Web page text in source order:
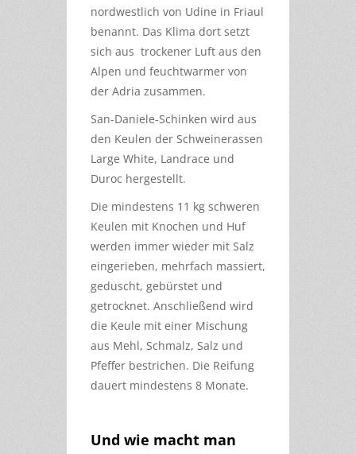
nordwestlich von Udine in Friaul
benannt. Das Klima dort setzt
sich aus trockener Luft aus den
Alpen und feuchtwarmer von
der Adria zusammen.
San-Daniele-Schinken wird aus
den Keulen der Schweinerassen
Large White, Landrace und
Duroc hergestellt.
Die mindestens 11 kg schweren
Keulen mit Knochen und Huf
werden immer wieder mit Salz
eingerieben, mehrfach massiert,
geduscht, gebürstet und
getrocknet. Anschließend wird
die Keule mit einer Mischung
aus Mehl, Schmalz, Salz und
Pfeffer bestrichen. Die Reifung
dauert mindestens 8 Monate.
Und wie macht man